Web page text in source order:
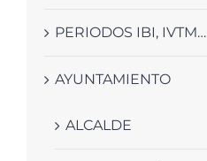
PERIODOS IBI, IVTM…
AYUNTAMIENTO
ALCALDE